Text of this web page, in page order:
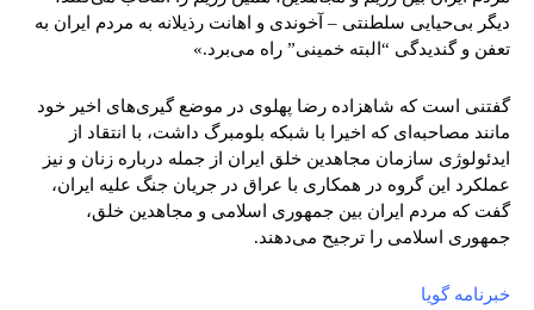
دیگر بی‌حیایی سلطنتی – آخوندی و اهانت رذیلانه به مردم ایران به
تعفن و گندیدگی “البته خمینی” راه می‌برد.»
گفتنی است که شاهزاده رضا پهلوی در موضع گیری‌های اخیر خود
مانند مصاحبه‌ای که اخیرا با شبکه بلومبرگ داشت، با انتقاد از
ایدئولوژی سازمان مجاهدین خلق ایران از جمله درباره زنان و نیز
عملکرد این گروه در همکاری با عراق در جریان جنگ علیه ایران،
گفت که مردم ایران بین جمهوری اسلامی و مجاهدین خلق،
جمهوری اسلامی را ترجیح می‌دهند.
خبرنامه گویا